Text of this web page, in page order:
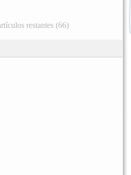
restantes (66)